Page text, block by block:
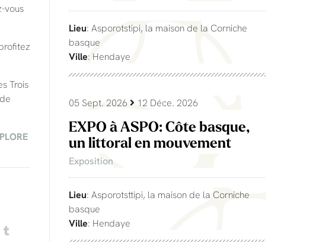
vous
Trois
Lieu: Asporotstipi, la maison de la Corniche
basque
Ville: Hendaye
05 Sept. 2026 12 Déce. 2026
EXPO à ASPO: Côte basque,
un littoral en mouvement
Exposition
Lieu: Asporotsttipi, la maison de la Corniche
basque
Ville: Hendaye